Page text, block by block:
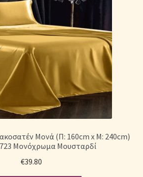
Μονά (Π: 160cm x Μ: 240cm)
Μονόχρωμα Μουσταρδί
€39.80